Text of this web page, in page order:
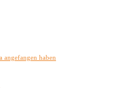
haben